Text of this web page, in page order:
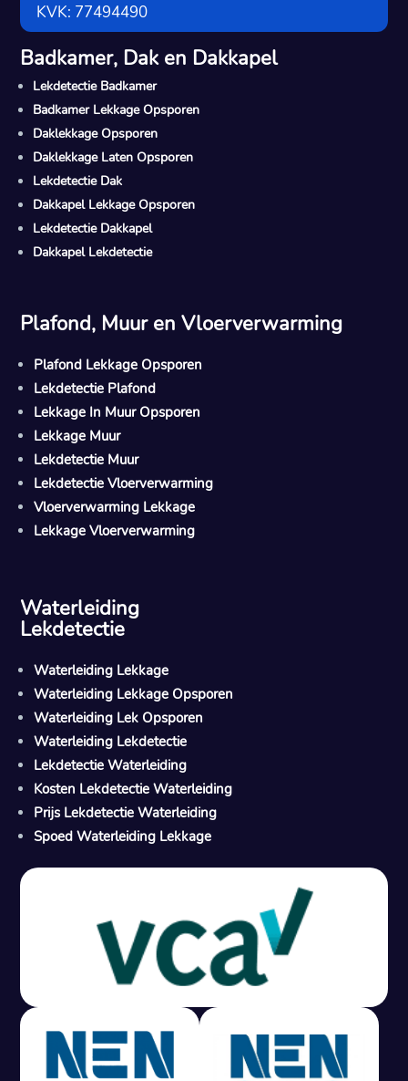
M
Gratis offerte in 24 uur
Geen lekkage? Geen betaling.
Vast tarief van € 395,- exc btw.
Rapport binnen 3 werkdagen.
KVK: 77494490
Badkamer, Dak en Dakkapel
Lekdetectie Badkamer
Badkamer Lekkage Opsporen
Daklekkage Opsporen
Daklekkage Laten Opsporen
Lekdetectie Dak
Dakkapel Lekkage Opsporen
Lekdetectie Dakkapel
Dakkapel Lekdetectie
Plafond, Muur en Vloerverwarming
Plafond Lekkage Opsporen
Lekdetectie Plafond
Lekkage In Muur Opsporen
Lekkage Muur
Lekdetectie Muur
Lekdetectie Vloerverwarming
Vloerverwarming Lekkage
Lekkage Vloerverwarming
Waterleiding
Lekdetectie
Waterleiding Lekkage
Waterleiding Lekkage Opsporen
Waterleiding Lek Opsporen
Waterleiding Lekdetectie
Lekdetectie Waterleiding
Kosten Lekdetectie Waterleiding
Prijs Lekdetectie Waterleiding
Spoed Waterleiding Lekkage